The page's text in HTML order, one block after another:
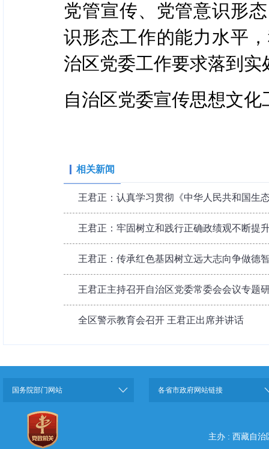
党管宣传、党管意识形
识形态工作的能力水平
治区党委工作要求落到实
自治区党委宣传思想文
相关新闻
王君正：认真学习贯彻《中华人民共和国生
王君正：牢固树立和践行正确政绩观不断提
王君正：传承红色基因树立远大志向争做德
王君正主持召开自治区党委常委会会议专题
全区警示教育会召开 王君正出席并讲话
国务院部门网站 各省市政府网站链接
主办 : 西藏自治